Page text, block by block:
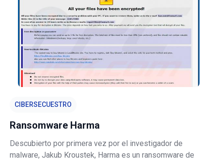
CIBERSECUESTRO
Ransomware Harma
Descubierto por primera vez por el investigador de
malware, Jakub Kroustek, Harma es un ransomware de